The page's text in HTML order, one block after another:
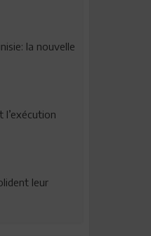
la nouvelle
l’exécution
leur